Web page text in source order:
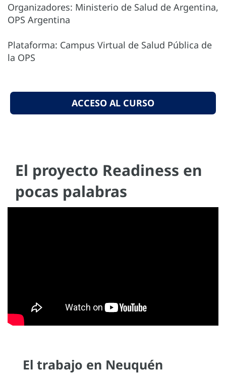
Organizadores: Ministerio de Salud de Argentina,
OPS Argentina
Plataforma: Campus Virtual de Salud Pública de
la OPS
ACCESO AL CURSO
El proyecto Readiness en
pocas palabras
El trabajo en Neuquén